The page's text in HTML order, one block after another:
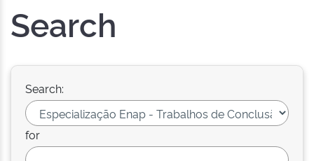
Search
Search:
for